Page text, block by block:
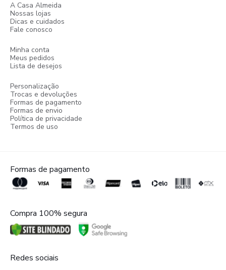
A Casa Almeida
Nossas lojas
Dicas e cuidados
Fale conosco
Minha conta
Meus pedidos
Lista de desejos
Personalização
Trocas e devoluções
Formas de pagamento
Formas de envio
Política de privacidade
Termos de uso
Formas de pagamento
Compra 100% segura
Redes sociais